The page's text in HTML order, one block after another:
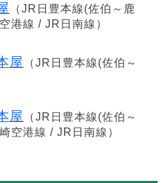
（JR日豊本線(佐伯～鹿
港線 / JR日南線）
屋
（JR日豊本線(佐伯～
屋
（JR日豊本線(佐伯～
空港線 / JR日南線）